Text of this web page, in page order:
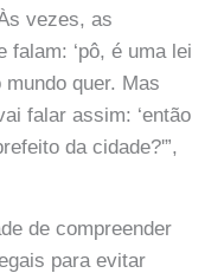
vezes, as
falam: ‘pô, é uma lei
mundo quer. Mas
falar assim: ‘então
da cidade?'”,
de compreender
para evitar